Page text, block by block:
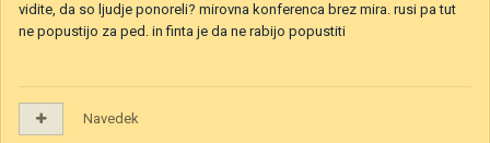
vidite, da so ljudje ponoreli? mirovna konferenca brez mira. rusi pa tut
ne popustijo za ped. in finta je da ne rabijo popustiti
Navedek